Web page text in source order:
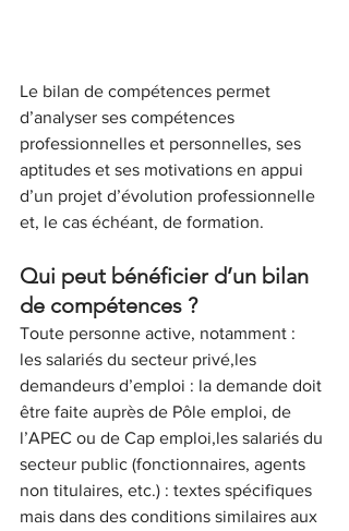
Le bilan de compétences permet
d’analyser ses compétences
professionnelles et personnelles, ses
aptitudes et ses motivations en appui
d’un projet d’évolution professionnelle
et, le cas échéant, de formation.
Qui peut bénéficier d’un bilan
de compétences ?
Toute personne active, notamment :
les salariés du secteur privé,les
demandeurs d’emploi : la demande doit
être faite auprès de Pôle emploi, de
l’APEC ou de Cap emploi,les salariés du
secteur public (fonctionnaires, agents
non titulaires, etc.) : textes spécifiques
mais dans des conditions similaires aux